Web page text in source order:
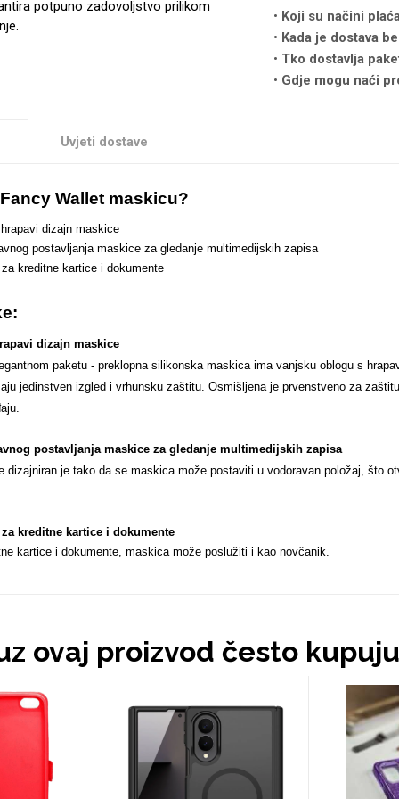
potpuno zadovoljstvo prilikom
Koji su načini
Kada je dostava
Tko dostavlja
Gdje mogu naći
Uvjeti dostave
Wallet maskicu?
dizajn maskice
postavljanja maskice za gledanje multimedijskih zapisa
kreditne kartice i dokumente
dizajn maskice
paketu - preklopna silikonska maskica ima vanjsku oblogu s
jedinstven izgled i vrhunsku zaštitu. Osmišljena je prvenstveno za
postavljanja maskice za gledanje multimedijskih zapisa
dizajniran je tako da se maskica može postaviti u vodoravan položaj, što
kreditne kartice i dokumente
kartice i dokumente, maskica može poslužiti i kao novčanik.
ovaj proizvod često kupuju